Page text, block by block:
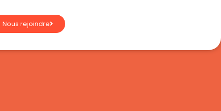
Nous rejoindre